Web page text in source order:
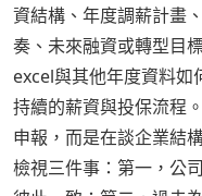
資結構、年度調薪計畫
奏、未來融資或轉型目
excel與其他年度資料如
持續的薪資與投保流程
申報，而是在談企業結
檢視三件事：第一，公